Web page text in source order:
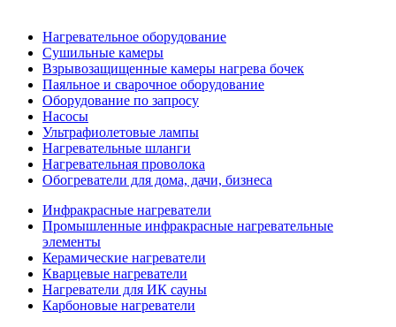
Нагревательное оборудование
Сушильные камеры
Взрывозащищенные камеры нагрева бочек
Паяльное и сварочное оборудование
Оборудование по запросу
Насосы
Ультрафиолетовые лампы
Нагревательные шланги
Нагревательная проволока
Обогреватели для дома, дачи, бизнеса
Инфракрасные нагреватели
Промышленные инфракрасные нагревательные
элементы
Керамические нагреватели
Кварцевые нагреватели
Нагреватели для ИК сауны
Карбоновые нагреватели